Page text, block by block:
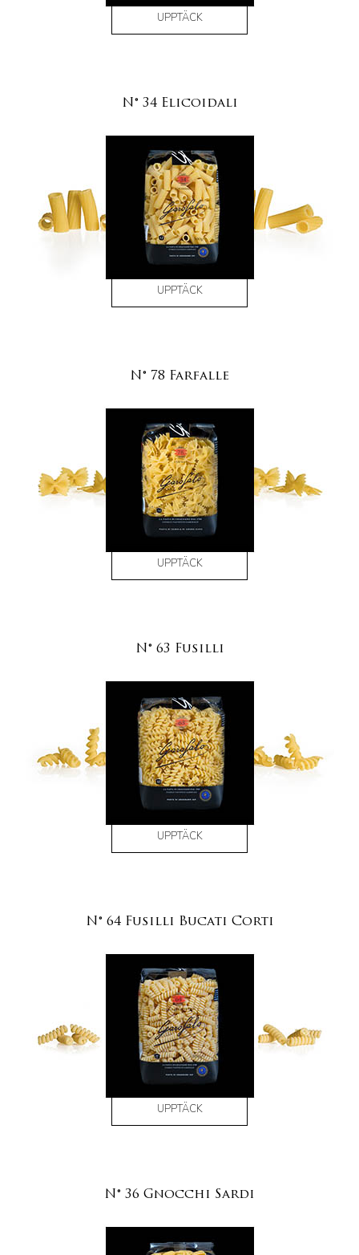
UPPTÄCK
N° 34 Elicoidali
UPPTÄCK
N° 78 Farfalle
UPPTÄCK
N° 63 Fusilli
UPPTÄCK
N° 64 Fusilli Bucati Corti
UPPTÄCK
N° 36 Gnocchi Sardi